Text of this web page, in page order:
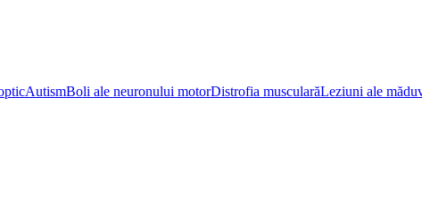
AutismBoli ale neuronului motorDistrofia muscularăLeziuni ale